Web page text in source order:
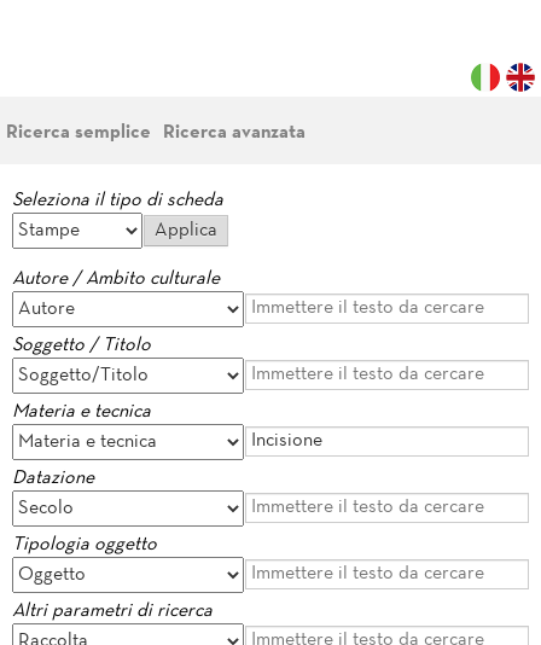
Ricerca semplice Ricerca avanzata
Seleziona il tipo di scheda
Autore / Ambito culturale
Soggetto / Titolo
Materia e tecnica
Datazione
Tipologia oggetto
Altri parametri di ricerca